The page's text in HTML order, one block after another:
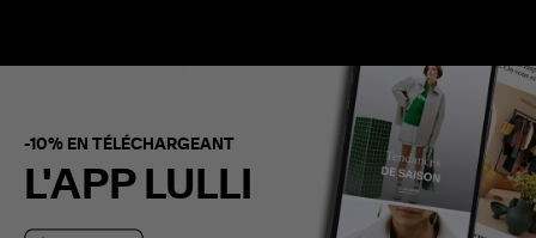
-10% EN TÉLÉCHARGEANT
L'APP LULLI